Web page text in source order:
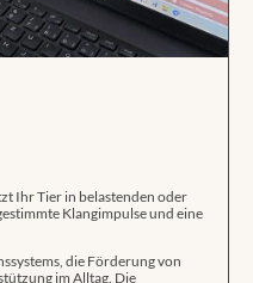
Ihr Tier in belastenden oder
Klangimpulse und eine
die Förderung von
im Alltag. Die